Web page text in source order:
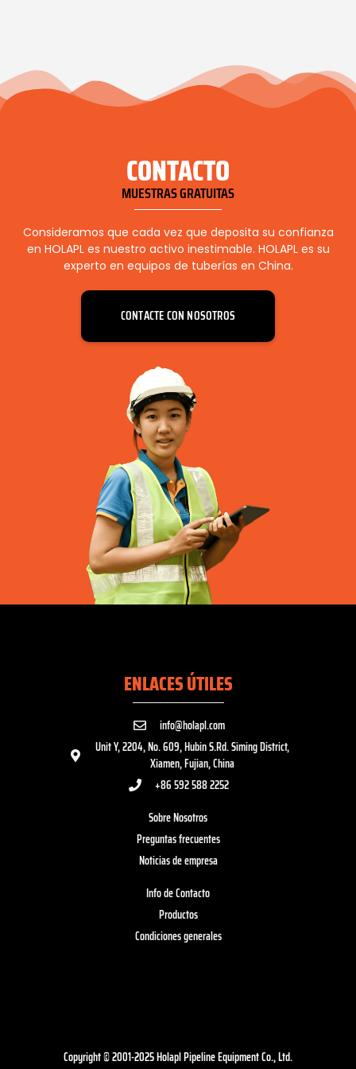
CONTACTO
MUESTRAS GRATUITAS
Consideramos que cada vez que deposita su confianza
en HOLAPL es nuestro activo inestimable. HOLAPL es su
experto en equipos de tuberías en China.
CONTACTE CON NOSOTROS
ENLACES ÚTILES
info@holapl.com
Unit Y, 2204, No. 609, Hubin S.Rd. Siming District,
Xiamen, Fujian, China
+86 592 588 2252
Sobre Nosotros
Preguntas frecuentes
Noticias de empresa
Info de Contacto
Productos
Condiciones generales
Copyright © 2001-2025 Holapl Pipeline Equipment Co., Ltd.